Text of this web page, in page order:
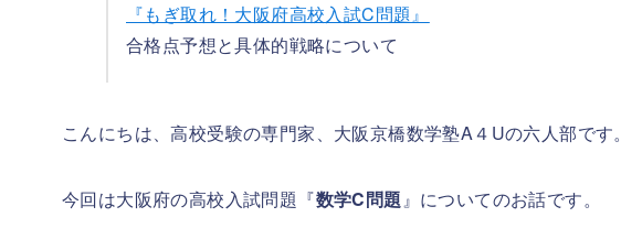
『もぎ取れ！大阪府高校入試C問題』
合格点予想と具体的戦略について
こんにちは、高校受験の専門家、大阪京橋数学塾A４Uの六人部です。
今回は大阪府の高校入試問題『数学C問題』についてのお話です。